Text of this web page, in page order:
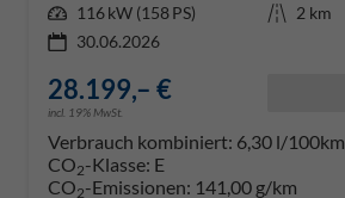
Leistung 116 kW (158 PS) Kilometerstand 2 km
30.06.2026
28.199,– €
incl. 19% MwSt.
Verbrauch kombiniert: 6,30 l/100km
CO2-Klasse: E
CO2-Emissionen: 141,00 g/km